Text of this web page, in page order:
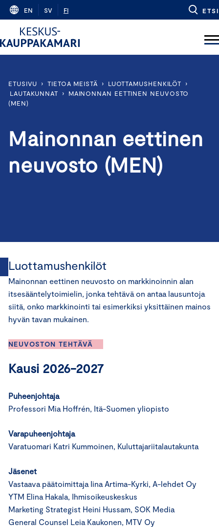
Skip
content
EN SV FI ETSI
ETUSIVU › TIETOA MEISTÄ › LUOTTAMUSHENKILÖT
›
LAUTAKUNNAT
›
MAINONNAN EETTINEN NEUVOSTO
(MEN)
Mainonnan eettinen
neuvosto (MEN)
Luottamushenkilöt
Mainonnan eettinen neuvosto on markkinoinnin alan
itsesääntelytoimielin, jonka tehtävä on antaa lausuntoja
siitä, onko markkinointi tai esimerkiksi yksittäinen mainos
hyvän tavan mukainen.
NEUVOSTON TEHTÄVÄ
Kausi 2026-2027
Puheenjohtaja
Professori Mia Hoffrén, Itä-Suomen yliopisto
Varapuheenjohtaja
Varatuomari Katri Kummoinen, Kuluttajariitalautakunta
Jäsenet
Vastaava päätoimittaja Iina Artima-Kyrki, A-lehdet Oy
YTM Elina Hakala, Ihmisoikeuskeskus
Marketing Strategist Heini Hussam, SOK Media
General Counsel Leia Kaukonen, MTV Oy